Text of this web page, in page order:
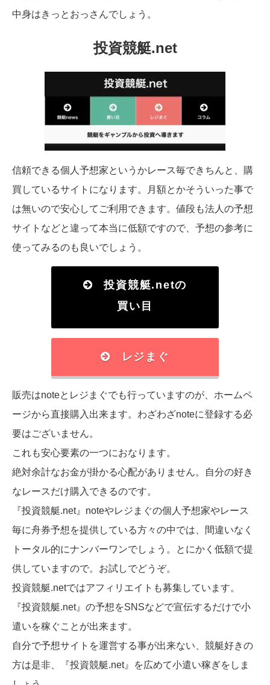
中身はきっとおっさんでしょう。
投資競艇.net
信頼できる個人予想家というかレース毎できちんと、購
買しているサイトになります。月額とかそういった事で
は無いので安心してご利用できます。値段も法人の予想
サイトなどと違って本当に低額ですので、予想の参考に
使ってみるのも良いでしょう。
投資競艇.netの
買い目
レジまぐ
販売はnoteとレジまぐでも行っていますのが、ホームペ
ージから直接購入出来ます。わざわざnoteに登録する必
要はございません。
これも安心要素の一つにおなります。
絶対余計なお金が掛かる心配がありません。自分の好き
なレースだけ購入できるのです。
『投資競艇.net』noteやレジまぐの個人予想家やレース
毎に舟券予想を提供している方々の中では、間違いなく
トータル的にナンバーワンでしょう。とにかく低額で提
供していますので。お試しでどうぞ。
投資競艇.netではアフィリエイトも募集しています。
『投資競艇.net』の予想をSNSなどで宣伝するだけで小
遣いを稼ぐことが出来ます。
自分で予想サイトを運営する事が出来ない、競艇好きの
方は是非、『投資競艇.net』を広めて小遣い稼ぎをしま